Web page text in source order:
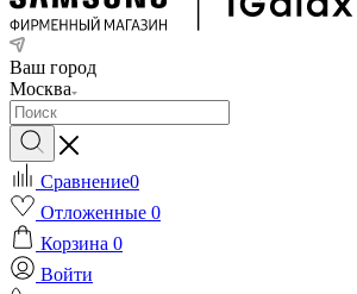
Ваш город
Москва
Сравнение0
Отложенные 0
Корзина 0
Войти